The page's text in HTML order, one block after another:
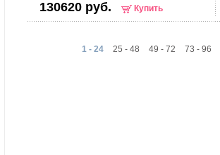
130620 руб. Купить
1 - 24 25 - 48 49 - 72 73 - 96